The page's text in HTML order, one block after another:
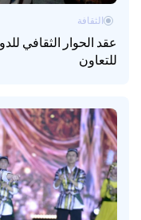
عقد الحوار الثقافي
للتعاون
الثقافة